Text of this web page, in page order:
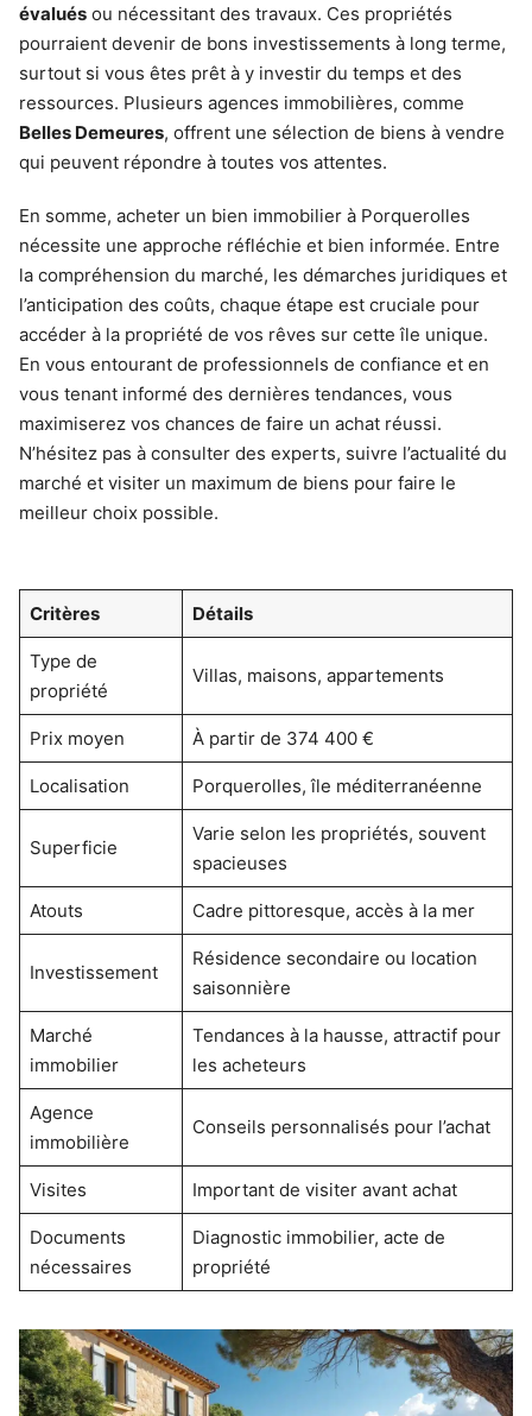
évalués ou nécessitant des travaux. Ces propriétés
pourraient devenir de bons investissements à long terme,
surtout si vous êtes prêt à y investir du temps et des
ressources. Plusieurs agences immobilières, comme
Belles Demeures, offrent une sélection de biens à vendre
qui peuvent répondre à toutes vos attentes.
En somme, acheter un bien immobilier à Porquerolles
nécessite une approche réfléchie et bien informée. Entre
la compréhension du marché, les démarches juridiques et
l’anticipation des coûts, chaque étape est cruciale pour
accéder à la propriété de vos rêves sur cette île unique.
En vous entourant de professionnels de confiance et en
vous tenant informé des dernières tendances, vous
maximiserez vos chances de faire un achat réussi.
N’hésitez pas à consulter des experts, suivre l’actualité du
marché et visiter un maximum de biens pour faire le
meilleur choix possible.
Critères Détails
Type de
propriété
Villas, maisons, appartements
Prix moyen À partir de 374 400 €
Localisation Porquerolles, île méditerranéenne
Superficie
Varie selon les propriétés, souvent
spacieuses
Atouts Cadre pittoresque, accès à la mer
Investissement
Résidence secondaire ou location
saisonnière
Marché
immobilier
Tendances à la hausse, attractif pour
les acheteurs
Agence
immobilière
Conseils personnalisés pour l’achat
Visites Important de visiter avant achat
Documents
nécessaires
Diagnostic immobilier, acte de
propriété